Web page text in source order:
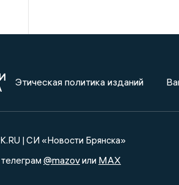
Этическая политика изданий
| СИ «Новости Брянска»
@mazovили MAX